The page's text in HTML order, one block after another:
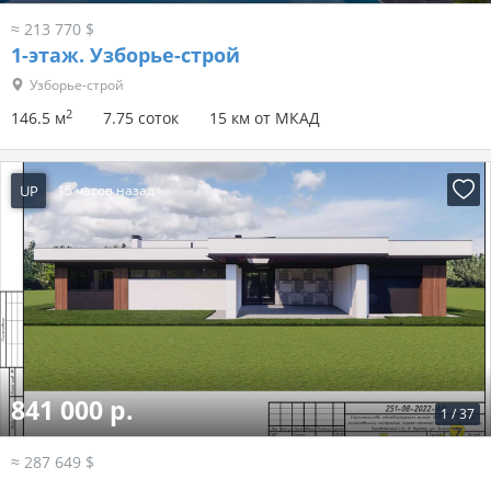
≈ 213 770 $
1-этаж. Узборье-строй
Узборье-строй
146.5 м2 7.75 соток 15 км от МКАД
UP 15 часов назад
1 /37
841 000 р.
≈ 287 649 $